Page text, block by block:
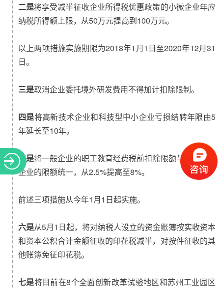
二是将享受减半征收企业所得税优惠政策的小微企业年应
纳税所得额上限，从50万元提高到100万元。
以上两项措施实施期限为2018年1月1日至2020年12月31
日。
三是取消企业委托境外研发费用不得加计扣除限制。
四是将高新技术企业和科技型中小企业亏损结转年限由5
年延长至10年。
五是将一般企业的职工教育经费税前扣除限额与高新技术
企业的限额统一，从2.5%提高至8%。
前述三项措施从今年1月1日起实施。
六是从5月1日起，将对纳税人设立的资金账簿按实收资本
和资本公积合计金额征收的印花税减半，对按件征收的其
他账簿免征印花税。
七是将目前在8个全面创新改革试验地区和苏州工业园区